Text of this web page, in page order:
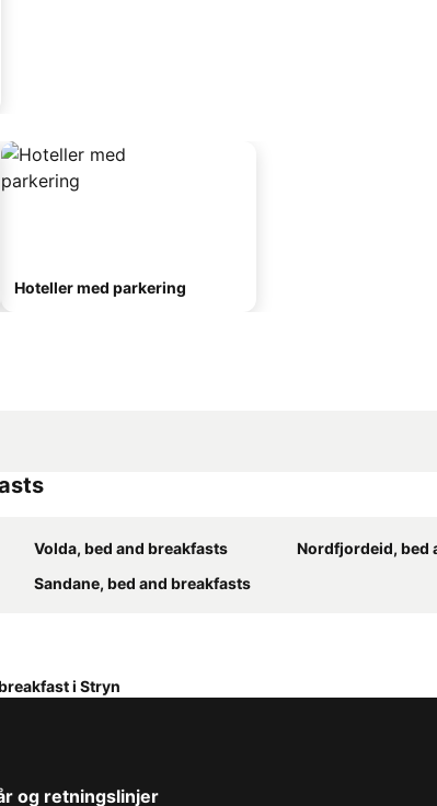
Hoteller med parkering
Volda, bed and breakfasts
Nordfjordeid, bed
Sandane, bed and breakfasts
i Stryn
og retningslinjer